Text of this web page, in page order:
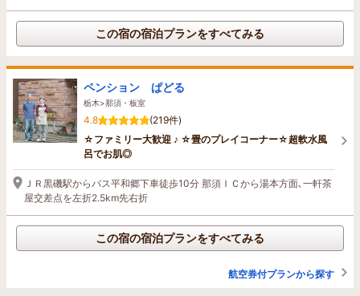
この宿の宿泊プランをすべてみる
ペンション ぱどる
栃木>那須・板室
4.8
(219件)
☆ファミリー大歓迎 ♪ ☆畳のプレイコーナー☆超軟水風
呂でお肌◎
ＪＲ黒磯駅からバス平和郷下車徒歩10分 那須ＩＣから湯本方面､一軒茶
屋交差点を左折2.5km先右折
この宿の宿泊プランをすべてみる
航空券付プランから探す